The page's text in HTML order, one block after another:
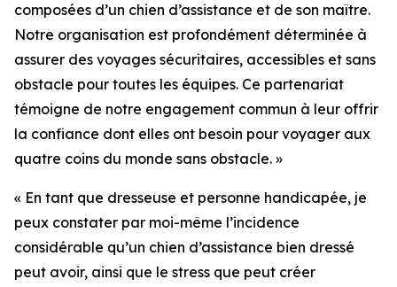
composées d’un chien d’assistance et de son maître.
Notre organisation est profondément déterminée à
assurer des voyages sécuritaires, accessibles et sans
obstacle pour toutes les équipes. Ce partenariat
témoigne de notre engagement commun à leur offrir
la confiance dont elles ont besoin pour voyager aux
quatre coins du monde sans obstacle. »
« En tant que dresseuse et personne handicapée, je
peux constater par moi-même l’incidence
considérable qu’un chien d’assistance bien dressé
peut avoir, ainsi que le stress que peut créer